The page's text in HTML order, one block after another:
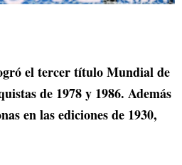
el tercer título Mundial de
de 1978 y 1986. Además
en las ediciones de 1930,